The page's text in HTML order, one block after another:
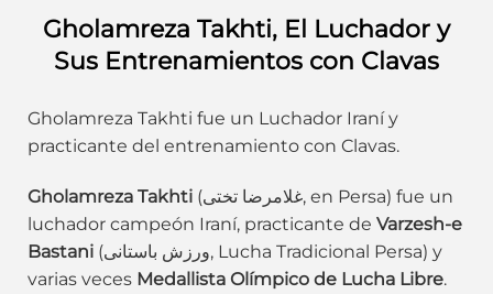
Gholamreza Takhti, El Luchador y
Sus Entrenamientos con Clavas
Gholamreza Takhti fue un Luchador Iraní y
practicante del entrenamiento con Clavas.
Gholamreza Takhti (غلامرضا تختی‎, en Persa) fue un
luchador campeón Iraní, practicante de Varzesh-e
Bastani (ورزش باستانی, Lucha Tradicional Persa) y
varias veces Medallista Olímpico de Lucha Libre.